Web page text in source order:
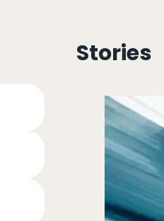
Stories